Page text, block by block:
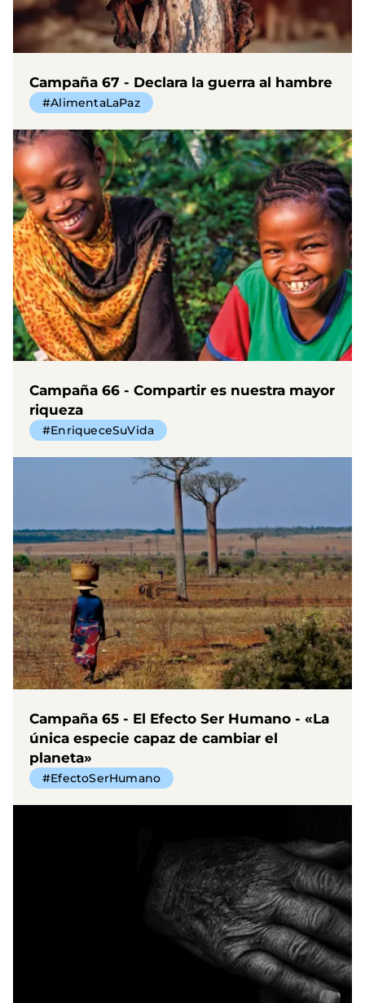
Campaña 67 - Declara la guerra al hambre
#AlimentaLaPaz
Campaña 66 - Compartir es nuestra mayor
riqueza
#EnriqueceSuVida
Campaña 65 - El Efecto Ser Humano - «La
única especie capaz de cambiar el
planeta»
#EfectoSerHumano